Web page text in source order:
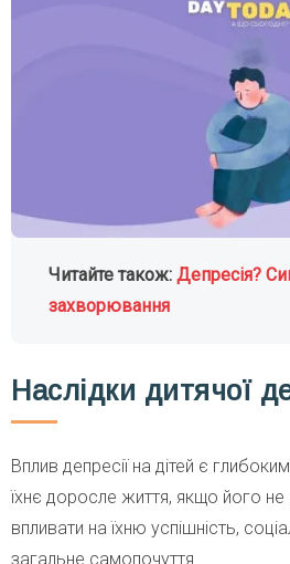
Читайте також:Депресія?
захворювання
Наслідки дитячої
Вплив депресії на дітей є
їхнє доросле життя, якщо його
впливати на їхню успішність,
загальне самопочуття.